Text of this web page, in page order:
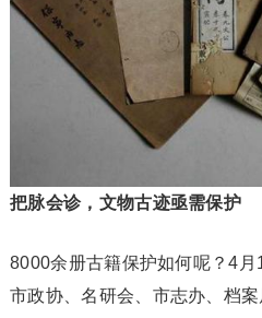
把脉会诊，文物古迹亟需保护
8000余册古籍保护如何呢？4
市政协、名研会、市志办、档